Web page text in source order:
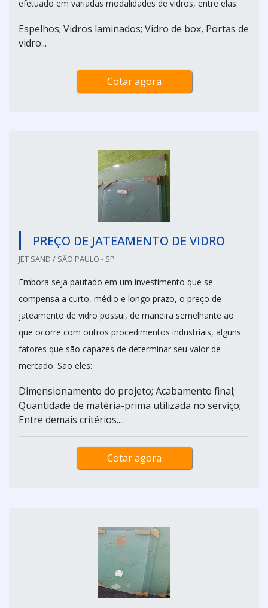
efetuado em variadas modalidades de vidros, entre elas:
Espelhos; Vidros laminados; Vidro de box, Portas de
vidro...
Cotar agora
PREÇO DE JATEAMENTO DE VIDRO
JET SAND / SÃO PAULO - SP
Embora seja pautado em um investimento que se
compensa a curto, médio e longo prazo, o preço de
jateamento de vidro possui, de maneira semelhante ao
que ocorre com outros procedimentos industriais, alguns
fatores que são capazes de determinar seu valor de
mercado. São eles:
Dimensionamento do projeto; Acabamento final;
Quantidade de matéria-prima utilizada no serviço;
Entre demais critérios....
Cotar agora